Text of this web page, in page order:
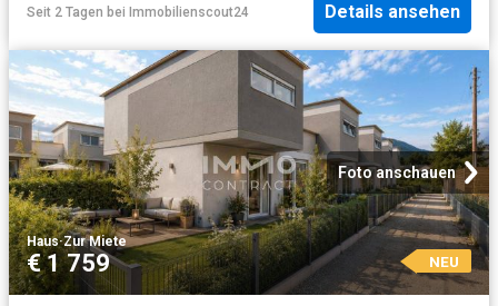
Seit 2 Tagen bei Immobilienscout24 Details ansehen
Foto anschauen
Haus·Zur Miete
€ 1 759 NEU